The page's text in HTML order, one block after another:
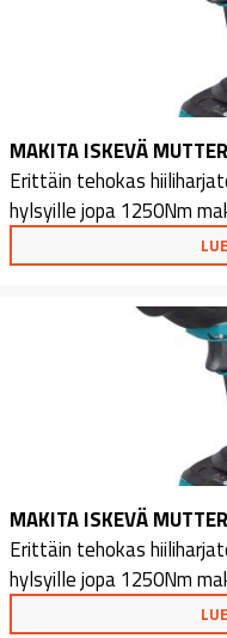
Erittäin tehokas
hylsyille jopa 1250Nm
Erittäin tehokas
hylsyille jopa 1250Nm